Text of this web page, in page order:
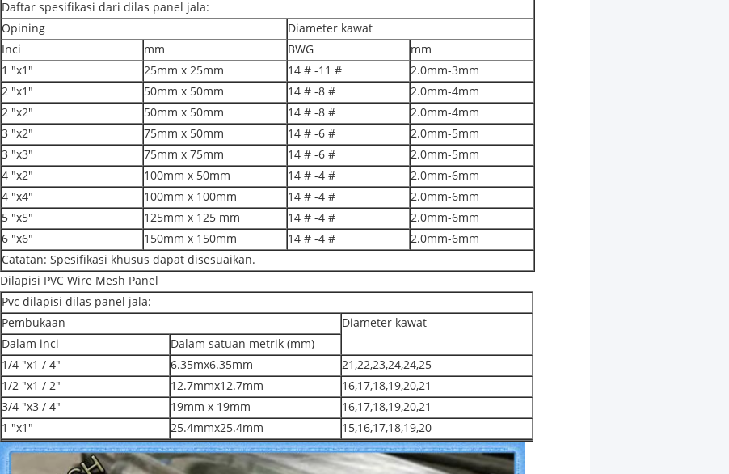
Daftar spesifikasi dari dilas panel jala:
Opining
Diameter kawat
Inci
mm BWG
mm
1 "x1"
25mm x 25mm 14 # -11 #
2.0mm-3mm
2 "x1"
50mm x 50mm 14 # -8 #
2.0mm-4mm
2 "x2"
50mm x 50mm 14 # -8 #
2.0mm-4mm
3 "x2"
75mm x 50mm 14 # -6 #
2.0mm-5mm
3 "x3"
75mm x 75mm 14 # -6 #
2.0mm-5mm
4 "x2"
100mm x 50mm 14 # -4 #
2.0mm-6mm
4 "x4"
100mm x 100mm 14 # -4 #
2.0mm-6mm
5 "x5"
125mm x 125 mm 14 # -4 #
2.0mm-6mm
6 "x6"
150mm x 150mm 14 # -4 #
2.0mm-6mm
Catatan: Spesifikasi khusus dapat disesuaikan.
Dilapisi PVC Wire Mesh Panel
Pvc dilapisi dilas panel jala:
Pembukaan
Diameter kawat
Dalam inci
Dalam satuan metrik (mm)
1/4 "x1 / 4"
6.35mx6.35mm
21,22,23,24,24,25
1/2 "x1 / 2"
12.7mmx12.7mm
16,17,18,19,20,21
3/4 "x3 / 4"
19mm x 19mm
16,17,18,19,20,21
1 "x1"
25.4mmx25.4mm 15,16,17,18,19,20